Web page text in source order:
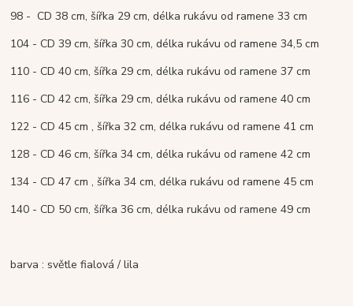
98 - CD 38 cm, šířka 29 cm, délka rukávu od ramene 33 cm
104 - CD 39 cm, šířka 30 cm, délka rukávu od ramene 34,5 cm
110 - CD 40 cm, šířka 29 cm, délka rukávu od ramene 37 cm
116 - CD 42 cm, šířka 29 cm, délka rukávu od ramene 40 cm
122 - CD 45 cm , šířka 32 cm, délka rukávu od ramene 41 cm
128 - CD 46 cm, šířka 34 cm, délka rukávu od ramene 42 cm
134 - CD 47 cm , šířka 34 cm, délka rukávu od ramene 45 cm
140 - CD 50 cm, šířka 36 cm, délka rukávu od ramene 49 cm
barva : světle fialová / lila